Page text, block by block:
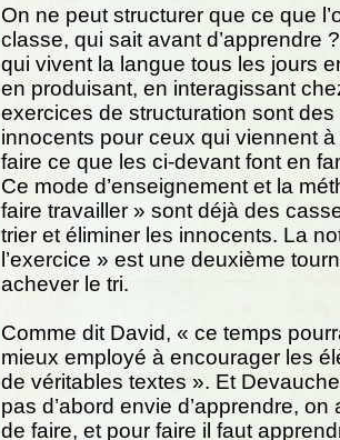
On ne peut structurer que ce que
classe, qui sait avant d’apprendre
qui vivent la langue tous les jours
en produisant, en interagissant
exercices de structuration sont des
innocents pour ceux qui viennent à
faire ce que les ci-devant font en
Ce mode d’enseignement et la
faire travailler » sont déjà des
trier et éliminer les innocents. La
l’exercice » est une deuxième
achever le tri.
Comme dit David, « ce temps
mieux employé à encourager les
de véritables textes ». Et
pas d’abord envie d’apprendre, on
de faire, et pour faire il faut